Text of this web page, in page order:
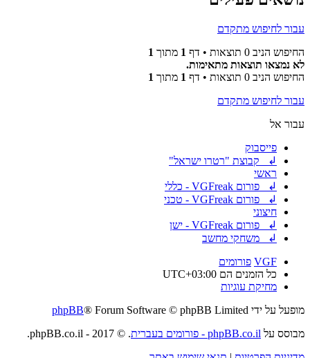
עבור לחיפוש מתקדם
החיפוש הניב 0 תוצאות • דף
1 מתוך 1
לא נמצאו תוצאות מתאימות.
החיפוש הניב 0 תוצאות • דף
1 מתוך 1
עבור לחיפוש מתקדם
עבור אל
פייסבוק
↲ קבוצת "רטרו ישראל"
ראשי
↲ פורום VGFreak - כללי
↲ פורום VGFreak - טכני
חיצוני
↲ פורום VGFreak - ישן
↲ משחקי מחשב
VGF פורומים
כל הזמנים הם UTC+03:00
מחיקת עוגיות
מופעל על ידי
phpBB® Forum Software © phpBB Limited
מבוסס על phpBB.co.il - פורומים בעברית
. © 2017 - phpBB.co.il.